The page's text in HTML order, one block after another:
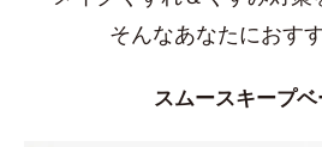
そんなあなたにおす
スムースキープ